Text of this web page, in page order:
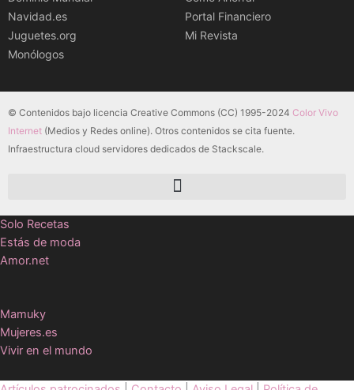
Navidad.es
Juguetes.org
Monólogos
Portal Financiero
Mi Revista
© Contenidos bajo licencia Creative Commons (CC) 1995-2024 Color Vivo
Internet (Medios y Redes online). Otros contenidos se cita fuente.
Infraestructura cloud servidores dedicados de Stackscale.
Solo Recetas
Estás de moda
Amor.net
Mamuky
Mujeres.es
Vivir en el mundo